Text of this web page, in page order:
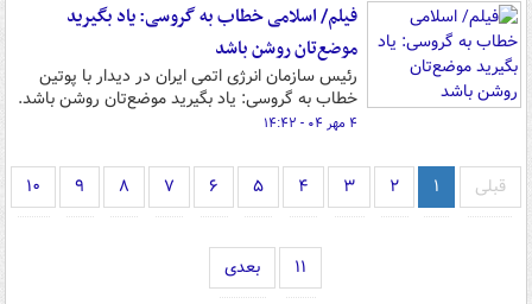
فیلم/ اسلامی خطاب به گروسی: یاد بگیرید
موضع‌تان روشن باشد
رئیس سازمان انرژی اتمی ایران در دیدار با پوتین
خطاب به گروسی: یاد بگیرید موضع‌تان روشن باشد.
۴ مهر ۰۴ - ۱۴:۴۲
قبلی ۱ ۲ ۳ ۴ ۵ ۶ ۷ ۸ ۹ ۱۰
۱۱ بعدی